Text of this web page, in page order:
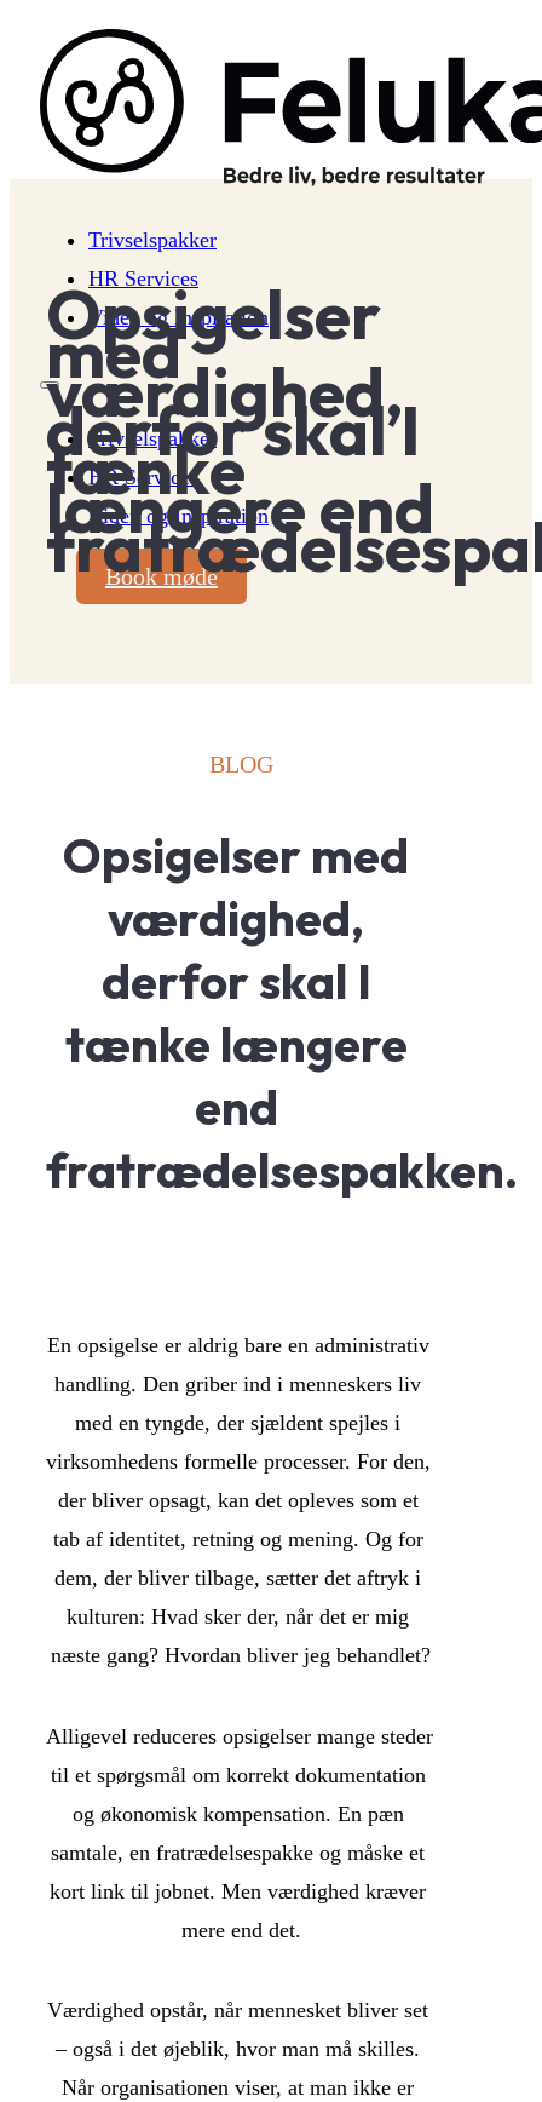
Trivselspakker
HR Services
Viden og Inspiration
Trivselspakker
HR Services
Viden og Inspiration
Book møde
Opsigelser
med
værdighed,
derfor skal I
tænke
længere end
BLOG
Opsigelser med
værdighed,
derfor skal I
tænke længere
end
fratrædelsespakken.
En opsigelse er aldrig bare en administrativ
handling. Den griber ind i menneskers liv
med en tyngde, der sjældent spejles i
virksomhedens formelle processer. For den,
der bliver opsagt, kan det opleves som et
tab af identitet, retning og mening. Og for
dem, der bliver tilbage, sætter det aftryk i
kulturen: Hvad sker der, når det er mig
næste gang? Hvordan bliver jeg behandlet?
Alligevel reduceres opsigelser mange steder
til et spørgsmål om korrekt dokumentation
og økonomisk kompensation. En pæn
samtale, en fratrædelsespakke og måske et
kort link til jobnet. Men værdighed kræver
mere end det.
Værdighed opstår, når mennesket bliver set
– også i det øjeblik, hvor man må skilles.
Når organisationen viser, at man ikke er